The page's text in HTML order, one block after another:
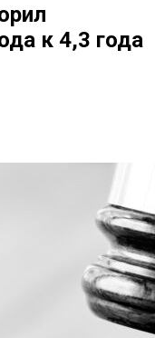
к 4,3 года